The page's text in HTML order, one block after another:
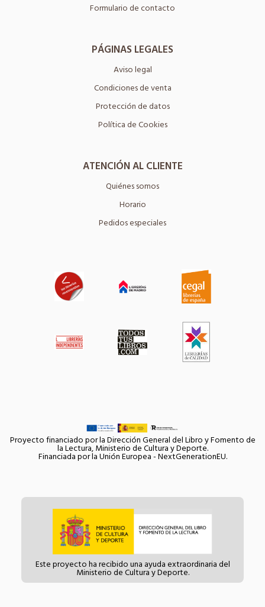
Formulario de contacto
PÁGINAS LEGALES
Aviso legal
Condiciones de venta
Protección de datos
Política de Cookies
ATENCIÓN AL CLIENTE
Quiénes somos
Horario
Pedidos especiales
Proyecto financiado por la Dirección General del Libro y Fomento de
la Lectura, Ministerio de Cultura y Deporte.
Financiada por la Unión Europea - NextGenerationEU.
Este proyecto ha recibido una ayuda extraordinaria del
Ministerio de Cultura y Deporte.